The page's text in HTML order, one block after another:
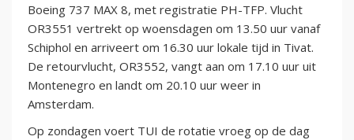
Boeing 737 MAX 8, met registratie PH-TFP. Vlucht
OR3551 vertrekt op woensdagen om 13.50 uur vanaf
Schiphol en arriveert om 16.30 uur lokale tijd in Tivat.
De retourvlucht, OR3552, vangt aan om 17.10 uur uit
Montenegro en landt om 20.10 uur weer in
Amsterdam.
Op zondagen voert TUI de rotatie vroeg op de dag